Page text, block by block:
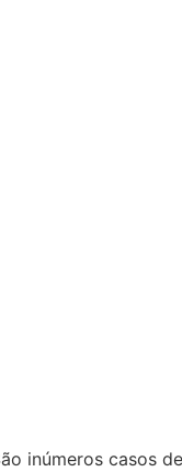
inúmeros casos